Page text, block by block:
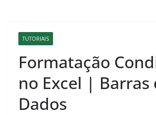
TUTORIAIS
Formatação
no Excel | Barras
Dados